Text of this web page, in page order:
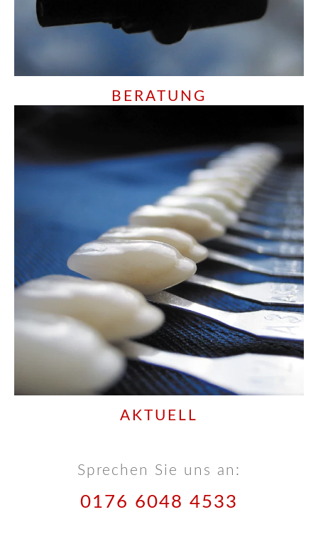
BERATUNG
AKTUELL
Sprechen Sie uns an:
0176 6048 4533